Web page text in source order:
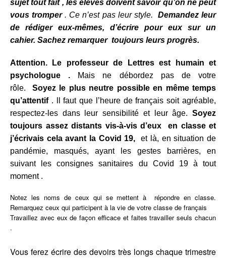
sujet tout fait , les élèves doivent savoir qu’on ne peut
vous tromper. Ce n’est pas leur style. Demandez leur
de rédiger eux-mêmes, d’écrire pour eux sur un
cahier. Sachez remarquer toujours leurs progrès.
Attention. Le professeur de Lettres est humain et
psychologue .
Mais ne débordez pas de votre
rôle. Soyez le plus neutre possible en même temps
qu’attentif. ll faut que l’heure de français soit agréable,
respectez-les dans leur sensibilité et leur âge. Soyez
toujours assez distants vis-à-vis d’eux en classe et
j’écrivais cela avant la Covid 19,
et là, en situation de
pandémie, masqués, ayant les gestes barrières, en
suivant les consignes sanitaires du Covid 19 à tout
moment .
Notez les noms de ceux qui se mettent à répondre en classe.
Remarquez ceux qui participent à la vie de votre classe de français
Travaillez avec eux de façon efficace et faites travailler seuls chacun
.
Vous ferez écrire des devoirs très longs chaque trimestre